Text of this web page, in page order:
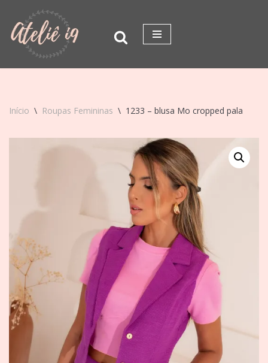
Pular
para
Início \ Roupas Femininas \ 1233 – blusa Mo cropped pala